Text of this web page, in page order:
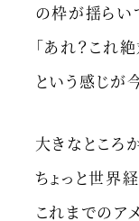
の枠が揺らい
「あれ？これ
という感じが
大きなところか
ちょっと世界
これまでのア